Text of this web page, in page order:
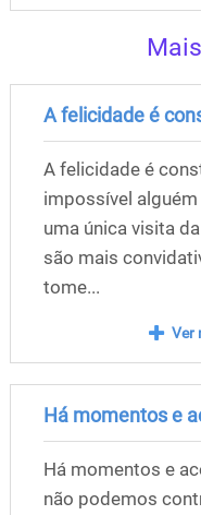
A felicidade é
A felicidade é
impossível
uma única visita
são mais
tome...
Ver
Há momentos e
Há momentos e
não podemos